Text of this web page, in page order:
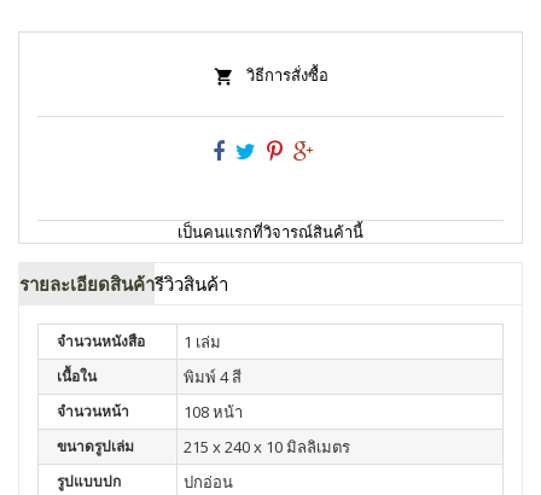
วิธีการสั่งซื้อ
เป็นคนแรกที่วิจารณ์สินค้านี้
รายละเอียดสินค้ารีวิวสินค้า
จำนวนหนังสือ 1 เล่ม
เนื้อใน พิมพ์ 4 สี
จำนวนหน้า 108 หน้า
ขนาดรูปเล่ม 215 x 240 x 10 มิลลิเมตร
รูปแบบปก ปกอ่อน